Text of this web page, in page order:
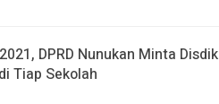
DPRD Nunukan Minta Disdik
Tiap Sekolah